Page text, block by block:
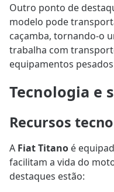
Outro ponto de
modelo pode
caçamba, tornando-o
trabalha com
equipamentos
Tecnologia e
Recursos
A Fiat Titano é
facilitam a vida do
destaques estão: